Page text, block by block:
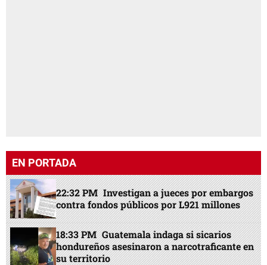
EN PORTADA
22:32 PM Investigan a jueces por embargos
contra fondos públicos por L921 millones
18:33 PM Guatemala indaga si sicarios
hondureños asesinaron a narcotraficante en
su territorio